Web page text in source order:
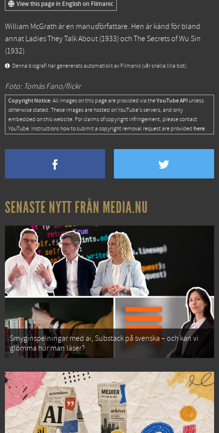
View this page in English on Filmanic
William McGrath är en manusförfattare. Hen är känd för bland
annat Ladies They Talk About (1933) ochThe Secrets of Wu Sin
(1932).
Denna biografi har genererats automatiskt av Filmanic (vår snälla lilla bot).
Foto: Tomás Fano/flickr
Copyright Notice: All images on this page are provided via theYouTube API unless
otherwise stated. These images are hosted on YouTube's servers, and only
embedded on this website. For claims of copyright infringement, please contact
YouTube. Instructions how to submit a copyright removal request are provided here.
SENASTE NYTT FRÅN MEDIA.NU
Smyginspelningar med ai, Substack på svenska – och kan vi
glömma hur man läser?